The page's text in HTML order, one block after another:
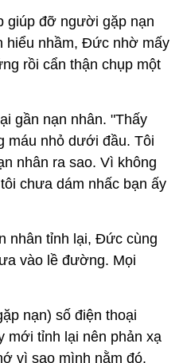
giúp đỡ người gặp nạn
hiểu nhầm, Đức nhờ mấy
rồi cẩn thận chụp một
gần nạn nhân. "Thấy
máu nhỏ dưới đầu. Tôi
nhân ra sao. Vì không
chưa dám nhấc bạn ấy
nhân tỉnh lại, Đức cùng
vào lề đường. Mọi
nạn) số điện thoại
mới tỉnh lại nên phản xạ
vì sao mình nằm đó.